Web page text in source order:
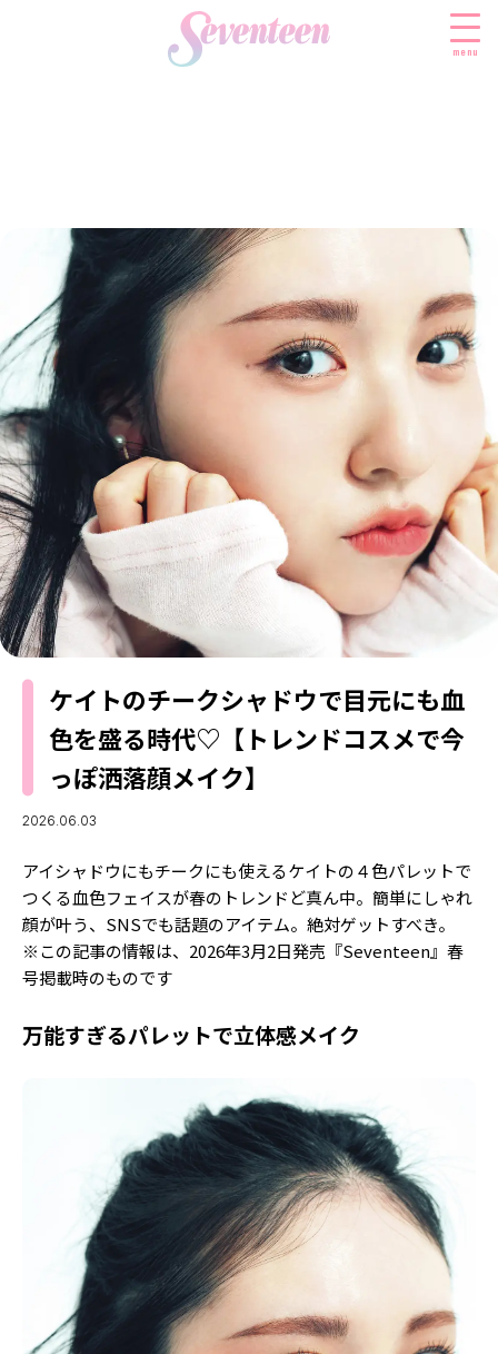
menu
FASHION
ファッションニュース
モデル私服
着回し
着痩せ
BEAUTY
ビューティニュース
トレンドメイク
ベストコスメ
ヘアアレンジ・ヘアケア
スキンケア
ボディケア
SCHOOL
スクールニュース
制服コーデ
学校ヘアメイク
勉強・受験・進路
ENTERTAINMENT
エンタメニュース
なにわ男子
K-POP
LIFESTYLE
ライフスタイルニュース
JKランキング・アワード
モデルの購入品
おでかけ
お悩み相談
JK TREND
JKトレンドニュース
MODELS
MODEL'S BLOG
TikTok
Instagram
YouTube
FORTUNE
ゲッターズ飯田
MISS SEVENTEEN
ミスセブンティーンニュース
MAGAZINE
バックナンバー
INFORMATION
Seventeenについて
ST member
新規会員登録・ログイン
ケイトのチークシャドウで目元にも血
色を盛る時代♡【トレンドコスメで今
っぽ洒落顔メイク】
2026.06.03
アイシャドウにもチークにも使えるケイトの４色パレットで
つくる血色フェイスが春のトレンドど真ん中。簡単にしゃれ
顔が叶う、SNSでも話題のアイテム。絶対ゲットすべき。
※この記事の情報は、2026年3月2日発売『Seventeen』春
号掲載時のものです
万能すぎるパレットで立体感メイク